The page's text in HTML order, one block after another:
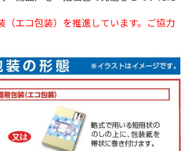
（エコ包装）を推進しています。ご協力